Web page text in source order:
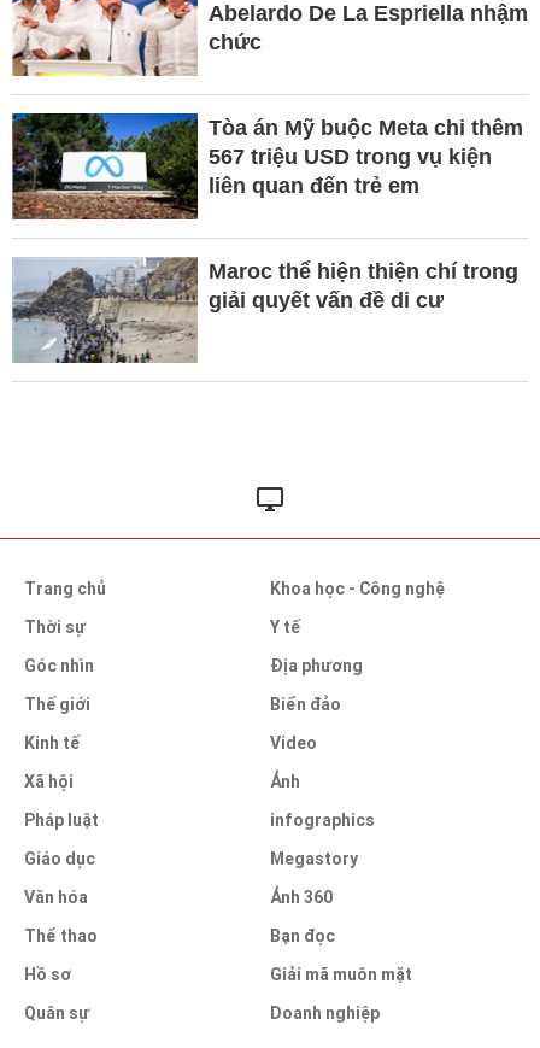
Abelardo De La Espriella nhậm
chức
Tòa án Mỹ buộc Meta chi thêm
567 triệu USD trong vụ kiện
liên quan đến trẻ em
Maroc thể hiện thiện chí trong
giải quyết vấn đề di cư
Trang chủ
Thời sự
Góc nhìn
Thế giới
Kinh tế
Xã hội
Pháp luật
Giáo dục
Văn hóa
Thể thao
Hồ sơ
Quân sự
Khoa học - Công nghệ
Y tế
Địa phương
Biển đảo
Video
Ảnh
infographics
Megastory
Ảnh 360
Bạn đọc
Giải mã muôn mặt
Doanh nghiệp